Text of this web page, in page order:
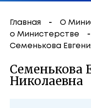
Главная О
о Министерстве
Семенькова
Семенькова
Николаевна